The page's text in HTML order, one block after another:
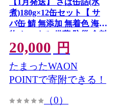
【1月発送】 さば缶詰(水
煮)180g×12缶セット【 サ
バ缶 鯖 無添加 無着色 海産
物 おつまみ 備蓄 防災 食料
長期保存 非常食 和尚印 】
RT860-12
20,000 円
たまったWAON
POINTで寄附できる！
（0）